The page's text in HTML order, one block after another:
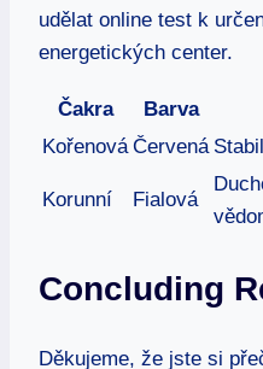
udělat online test k
energetických center.
Čakra Barva
Kořenová Červená
Korunní Fialová
Concluding
Děkujeme, že jste si